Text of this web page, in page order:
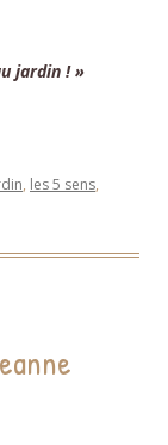
jardin ! »
, les 5 sens,